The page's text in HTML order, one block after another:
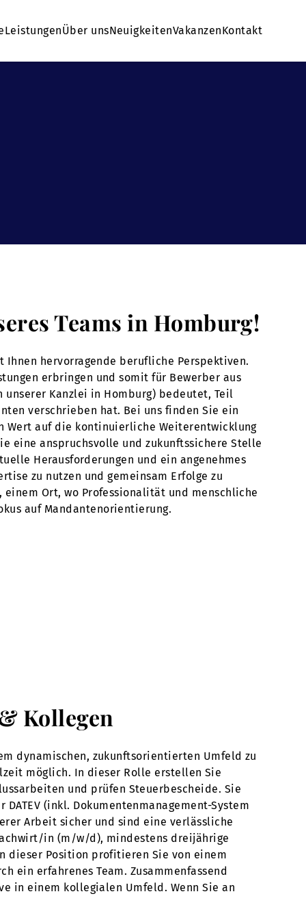
LeistungenÜber unsNeuigkeitenVakanzenKontakt
Teams in Homburg!
hervorragende berufliche Perspektiven.
erbringen und somit für Bewerber aus
Kanzlei in Homburg) bedeutet, Teil
verschrieben hat. Bei uns finden Sie ein
Wert auf die kontinuierliche Weiterentwicklung
eine anspruchsvolle und zukunftssichere Stelle
Herausforderungen und ein angenehmes
zu nutzen und gemeinsam Erfolge zu
Ort, wo Professionalität und menschliche
auf Mandantenorientierung.
Kollegen
dynamischen, zukunftsorientierten Umfeld zu
möglich. In dieser Rolle erstellen Sie
und prüfen Steuerbescheide. Sie
(inkl. Dokumentenmanagement-System
Arbeit sicher und sind eine verlässliche
in (m/w/d), mindestens dreijährige
dieser Position profitieren Sie von einem
ein erfahrenes Team. Zusammenfassend
in einem kollegialen Umfeld. Wenn Sie an